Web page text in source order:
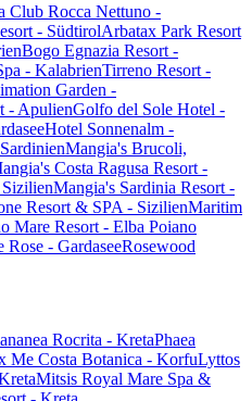
Club Rocca Nettuno -
- SüdtirolArbatax Park Resort
Bogo Egnazia Resort -
- KalabrienTirreno Resort -
Garden -
- ApulienGolfo del Sole Hotel -
Hotel Sonnenalm -
Mangia's Brucoli,
Costa Ragusa Resort -
Mangia's Sardinia Resort -
Resort & SPA - SizilienMaritim
Mare Resort - Elba Poiano
Rose - GardaseeRosewood
ananea Rocrita - KretaPhaea
Me Costa Botanica - KorfuLyttos
Mitsis Royal Mare Spa &